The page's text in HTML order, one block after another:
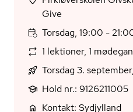
Give
Torsdag, 19:00 -
1 lektioner, 1
Torsdag 3.
Hold nr.: 9126211005
Kontakt: Sydjylland